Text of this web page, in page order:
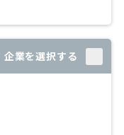
企業を選択する